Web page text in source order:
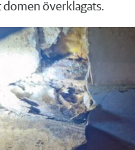
domen överklagats.